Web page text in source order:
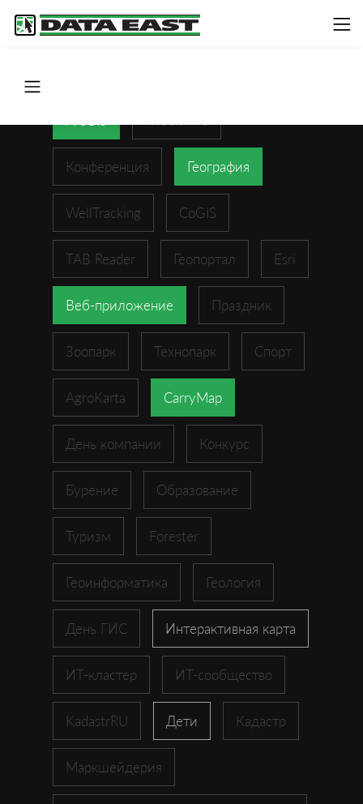
Конференция География
WellTracking CoGIS
TAB Reader Геопортал Esri
Веб-приложение Праздник
Зоопарк Технопарк Спорт
AgroKarta CarryMap
День компании Конкурс
Бурение Образование
Туризм Forester
Геоинформатика Геология
День ГИС Интерактивная карта
ИТ-кластер ИТ-сообщество
KadastrRU Дети Кадастр
Маркшейдерия